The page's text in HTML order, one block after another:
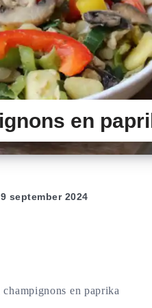
en
september 2024
en paprika